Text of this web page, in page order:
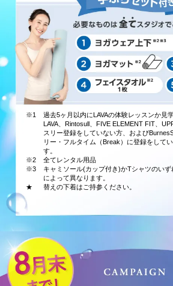
※1
過去5ヶ月以内にLAVAの体験レッスンか見
LAVA、Rintosull、FIVE ELEMENT FIT、
スリー登録をしていない方、および
リー・フルタイム（Break）に登録をして
す。
※2
全てレンタル用品
※3
キャミソール(カップ付き)かTシャツのい
によって異なります。
★
替えの下着はご持参ください。